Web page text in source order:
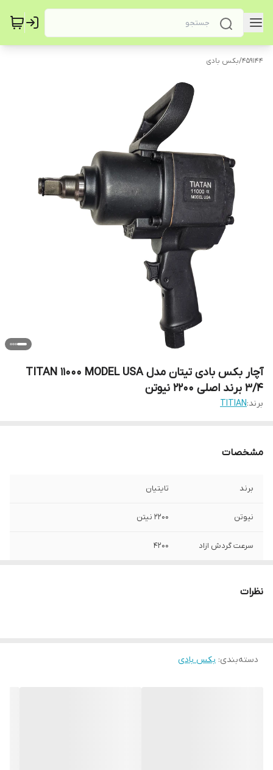
459144
/بکس بادی
آچار بکس بادی تیتان مدل TITAN 11000 MODEL USA
3/4 برند اصلی 2200 نیوتن
برند:TITIAN
مشخصات
برند تایتیان
نیوتن 2200 نیتن
سرعت گردش ازاد 4200
نظرات
دسته‌بندی: بکس بادی